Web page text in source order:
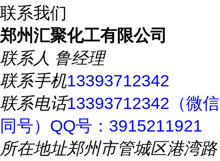
联系我们
郑州汇聚化工有限公司
联系人 鲁经理
联系手机13393712342
联系电话13393712342（微信
同号）QQ号：3915211921
所在地址郑州市管城区港湾路